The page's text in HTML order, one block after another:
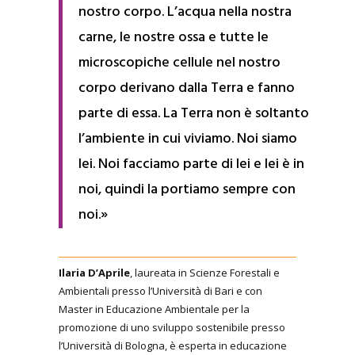
nostro corpo. L’acqua nella nostra
carne, le nostre ossa e tutte le
microscopiche cellule nel nostro
corpo derivano dalla Terra e fanno
parte di essa. La Terra non è soltanto
l’ambiente in cui viviamo. Noi siamo
lei. Noi facciamo parte di lei e lei è in
noi, quindi la portiamo sempre con
noi.»
Ilaria D’Aprile, laureata in Scienze Forestali e
Ambientali presso l’Università di Bari e con
Master in Educazione Ambientale per la
promozione di uno sviluppo sostenibile presso
l’Università di Bologna, è esperta in educazione